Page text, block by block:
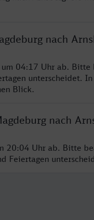
nach
um 04:17 Uhr ab. Bitte
unterscheidet.
Blick.
nach
20:04 Uhr ab. Bitte
Feiertagen